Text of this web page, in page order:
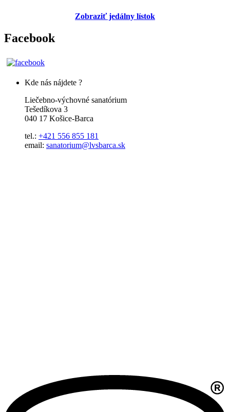
Zobraziť jedálny lístok
Facebook
Kde nás nájdete ?
Liečebno-výchovné sanatórium
Tešedíkova 3
040 17 Košice-Barca
tel.: +421 556 855 181
email: sanatorium@lvsbarca.sk